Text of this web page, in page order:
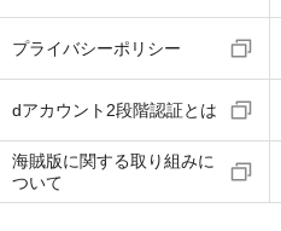
プライバシーポリシー
dアカウント2段階認証とは
海賊版に関する取り組みに
ついて